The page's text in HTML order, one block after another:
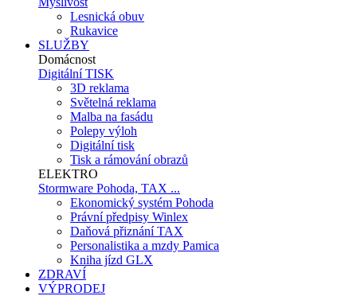
Lesnická obuv
Rukavice
SLUŽBY
Domácnost
Digitální TISK
3D reklama
Světelná reklama
Malba na fasádu
Polepy výloh
Digitální tisk
Tisk a rámování obrazů
ELEKTRO
Stormware Pohoda, TAX ...
Ekonomický systém Pohoda
Právní předpisy Winlex
Daňová přiznání TAX
Personalistika a mzdy Pamica
Kniha jízd GLX
ZDRAVÍ
VÝPRODEJ